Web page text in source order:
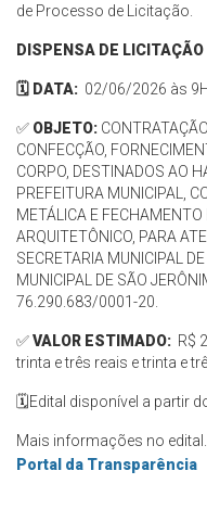
de Processo de Licitação.
DISPENSA DE
🗓️ DATA: 02/06/2026 às
✅ OBJETO:
CONFECÇÃO,
CORPO, DESTINADOS AO
PREFEITURA MUNICIPAL,
METÁLICA E
ARQUITETÔNICO, PARA
SECRETARIA MUNICIPAL
MUNICIPAL DE SÃO
76.290.683/0001-20.
✅VALOR ESTIMADO: R$
trinta e três reais e trinta e
🗓️Edital disponível a partir
Mais informações no edital.
Portal da Transparência